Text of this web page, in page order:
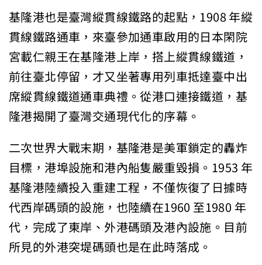
基隆港也是臺灣縱貫線鐵路的起點，1908 年縱
貫線鐵路通車，來臺參加通車啟用的日本閑院
宮載仁親王在基隆港上岸，搭上縱貫線鐵道，
前往臺北停留，才又坐著專用列車抵達臺中出
席縱貫線鐵道通車典禮。從港口連接鐵道，基
隆港揭開了臺灣交通現代化的序幕。
二次世界大戰末期，基隆港是美軍鎖定的轟炸
目標，港埠設施和港內船隻嚴重毀損。1953 年
基隆港陸續投入重建工程，不僅恢復了日據時
代西岸碼頭的設施，也陸續在1960 至1980 年
代，完成了東岸、外港碼頭及港內設施。目前
所見的外港突堤碼頭也是在此時落成。